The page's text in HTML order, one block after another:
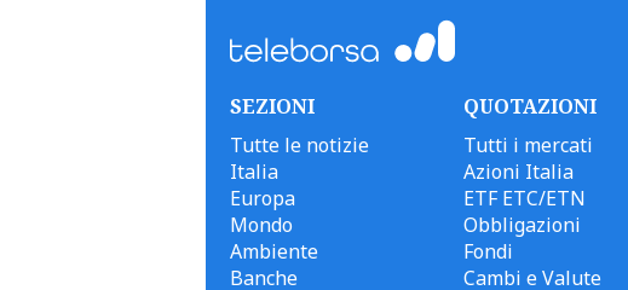
SEZIONI
Tutte le notizie
Italia
Europa
Mondo
Ambiente
Banche
QUOTAZIONI
Tutti i mercati
Azioni Italia
ETF ETC/ETN
Obbligazioni
Fondi
Cambi e Valute